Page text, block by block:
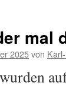
mal
2025von